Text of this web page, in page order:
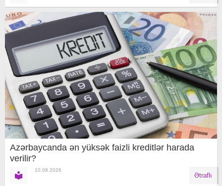
Azərbaycanda ən yüksək faizli kreditlər harada
verilir?
10.08.2026
Ətraflı